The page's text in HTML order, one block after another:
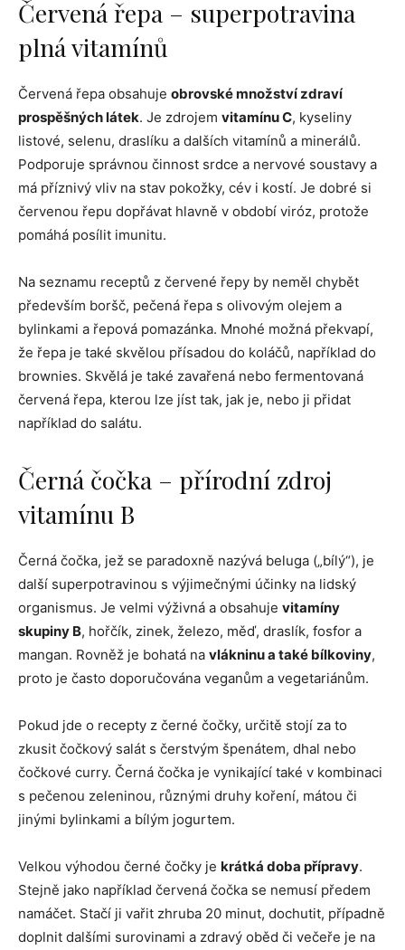
Červená řepa – superpotravina
plná vitamínů
Červená řepa obsahuje obrovské množství zdraví
prospěšných látek. Je zdrojem vitamínu C, kyseliny
listové, selenu, draslíku a dalších vitamínů a minerálů.
Podporuje správnou činnost srdce a nervové soustavy a
má příznivý vliv na stav pokožky, cév i kostí. Je dobré si
červenou řepu dopřávat hlavně v období viróz, protože
pomáhá posílit imunitu.
Na seznamu receptů z červené řepy by neměl chybět
především boršč, pečená řepa s olivovým olejem a
bylinkami a řepová pomazánka. Mnohé možná překvapí,
že řepa je také skvělou přísadou do koláčů, například do
brownies. Skvělá je také zavařená nebo fermentovaná
červená řepa, kterou lze jíst tak, jak je, nebo ji přidat
například do salátu.
Černá čočka – přírodní zdroj
vitamínu B
Černá čočka, jež se paradoxně nazývá beluga („bílý“), je
další superpotravinou s výjimečnými účinky na lidský
organismus. Je velmi výživná a obsahuje vitamíny
skupiny B, hořčík, zinek, železo, měď, draslík, fosfor a
mangan. Rovněž je bohatá na vlákninu a také bílkoviny,
proto je často doporučována veganům a vegetariánům.
Pokud jde o recepty z černé čočky, určitě stojí za to
zkusit čočkový salát s čerstvým špenátem, dhal nebo
čočkové curry. Černá čočka je vynikající také v kombinaci
s pečenou zeleninou, různými druhy koření, mátou či
jinými bylinkami a bílým jogurtem.
Velkou výhodou černé čočky je krátká doba přípravy.
Stejně jako například červená čočka se nemusí předem
namáčet. Stačí ji vařit zhruba 20 minut, dochutit, případně
doplnit dalšími surovinami a zdravý oběd či večeře je na